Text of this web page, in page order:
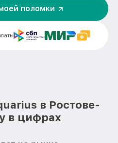
от 600₽
диска)
от 500₽
поломки
в Ростове-
в цифрах